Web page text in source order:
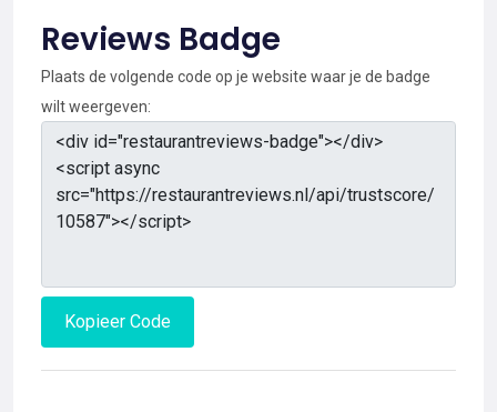
Reviews Badge
Plaats de volgende code op je website waar je de badge
wilt weergeven:
Kopieer Code